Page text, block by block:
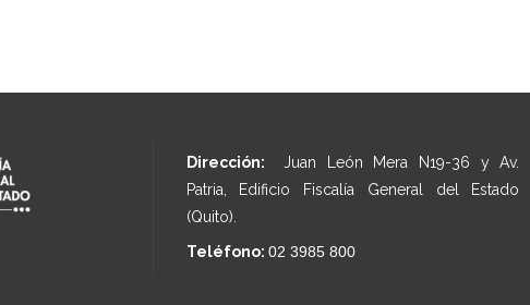
Dirección: Juan León Mera N19-36 y Av.
Patria, Edificio Fiscalía General del Estado
(Quito).
Teléfono: 02 3985 800